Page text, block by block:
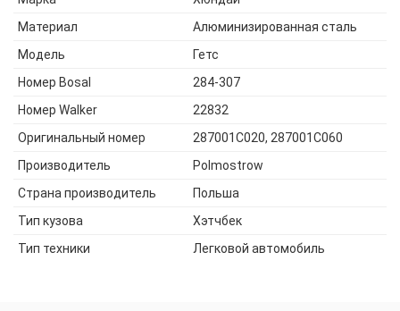
Материал
Алюминизированная сталь
Модель
Гетс
Номер Bosal
284-307
Номер Walker
22832
Оригинальный номер
287001C020, 287001C060
Производитель
Polmostrow
Страна производитель
Польша
Тип кузова
Хэтчбек
Тип техники
Легковой автомобиль